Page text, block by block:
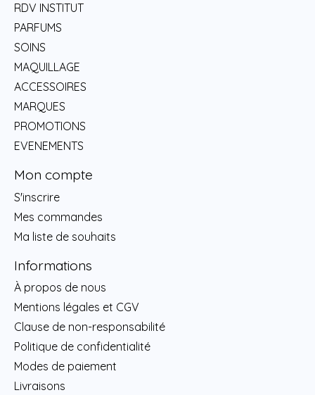
RDV INSTITUT
PARFUMS
SOINS
MAQUILLAGE
ACCESSOIRES
MARQUES
PROMOTIONS
EVENEMENTS
Mon compte
S'inscrire
Mes commandes
Ma liste de souhaits
Informations
À propos de nous
Mentions légales et CGV
Clause de non-responsabilité
Politique de confidentialité
Modes de paiement
Livraisons